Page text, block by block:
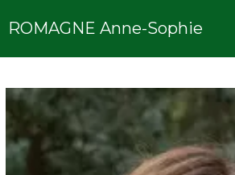
ROMAGNE Anne-Sophie